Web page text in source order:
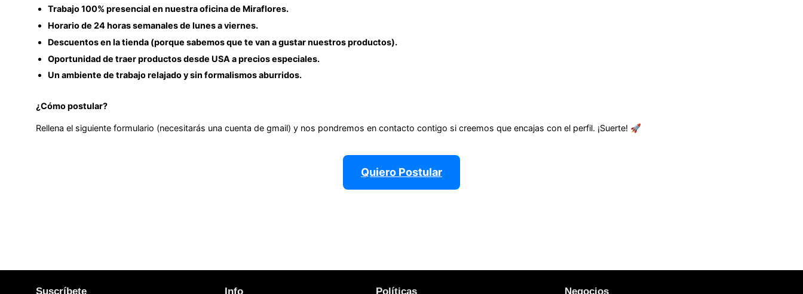
Trabajo 100% presencial en nuestra oficina de Miraflores.
Horario de 24 horas semanales de lunes a viernes.
Descuentos en la tienda (porque sabemos que te van a gustar nuestros productos).
Oportunidad de traer productos desde USA a precios especiales.
Un ambiente de trabajo relajado y sin formalismos aburridos.
¿Cómo postular?
Rellena el siguiente formulario (necesitarás una cuenta de gmail) y nos pondremos en contacto contigo si creemos que encajas con el perfil. ¡Suerte! 🚀
Quiero Postular
Suscríbete Info Políticas Negocios